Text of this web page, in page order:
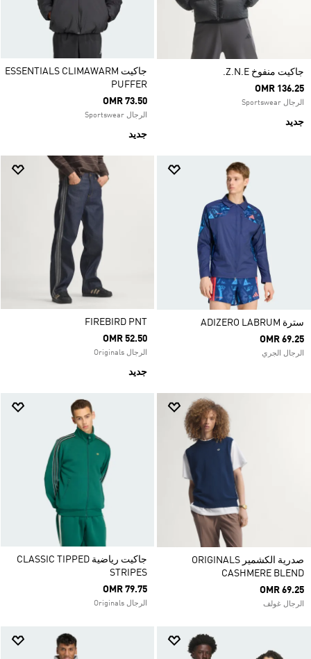
جاكيت منفوخ Z.N.E.
OMR 136.25
الرجال Sportswear
جديد
جاكيت ESSENTIALS CLIMAWARM
PUFFER
OMR 73.50
الرجال Sportswear
جديد
سترة ADIZERO LABRUM
OMR 69.25
الرجال الجري
FIREBIRD PNT
OMR 52.50
الرجال Originals
جديد
صدرية الكشمير ORIGINALS
CASHMERE BLEND
OMR 69.25
الرجال غولف
جاكيت رياضية CLASSIC TIPPED
STRIPES
OMR 79.75
الرجال Originals